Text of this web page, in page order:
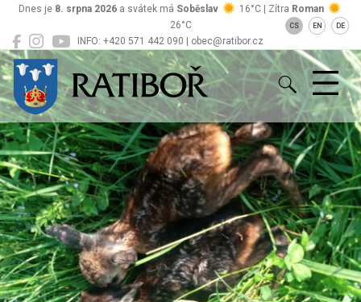
INFO: +420 571 442 090 | obec@ratibor.cz
Dnes je 8. srpna 2026 a svátek má Soběslav 16°C | Zítra Roman
26°C
CS EN DE
Ratiboř